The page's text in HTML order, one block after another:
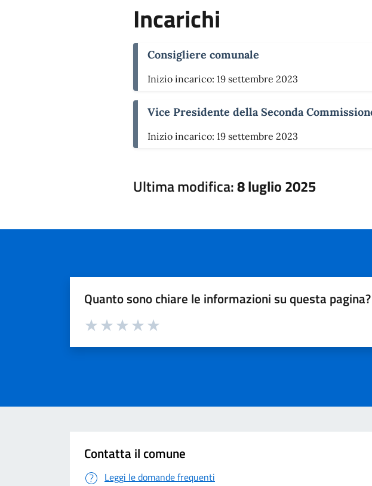
Incarichi
Consigliere comunale
Inizio incarico: 19 settembre 2023
Vice Presidente della Seconda
Inizio incarico: 19 settembre 2023
Ultima modifica:8 luglio 2025
Quanto sono chiare le informazioni su questa pagina?
Contatta il comune
Leggi le domande frequenti